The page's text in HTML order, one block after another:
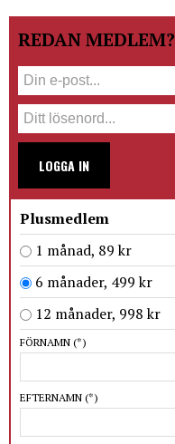
REDAN MEDLEM?
LOGGA IN
Plusmedlem
1 månad, 89 kr
6 månader, 499 kr
12 månader, 998 kr
FÖRNAMN (*)
EFTERNAMN (*)